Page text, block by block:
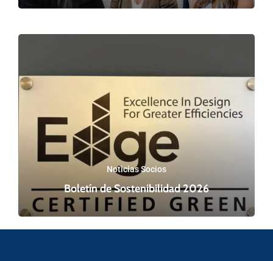
Noticias Socios
Boletín de Sostenibilidad 2026